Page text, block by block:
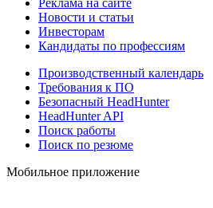
Новости и статьи
Инвесторам
Кандидаты по профессиям
Производственный календарь
Требования к ПО
Безопасный HeadHunter
HeadHunter API
Поиск работы
Поиск по резюме
Мобильное приложение